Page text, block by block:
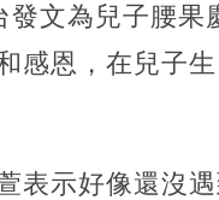
文為兒子腰果
感恩，在兒子
表示好像還沒